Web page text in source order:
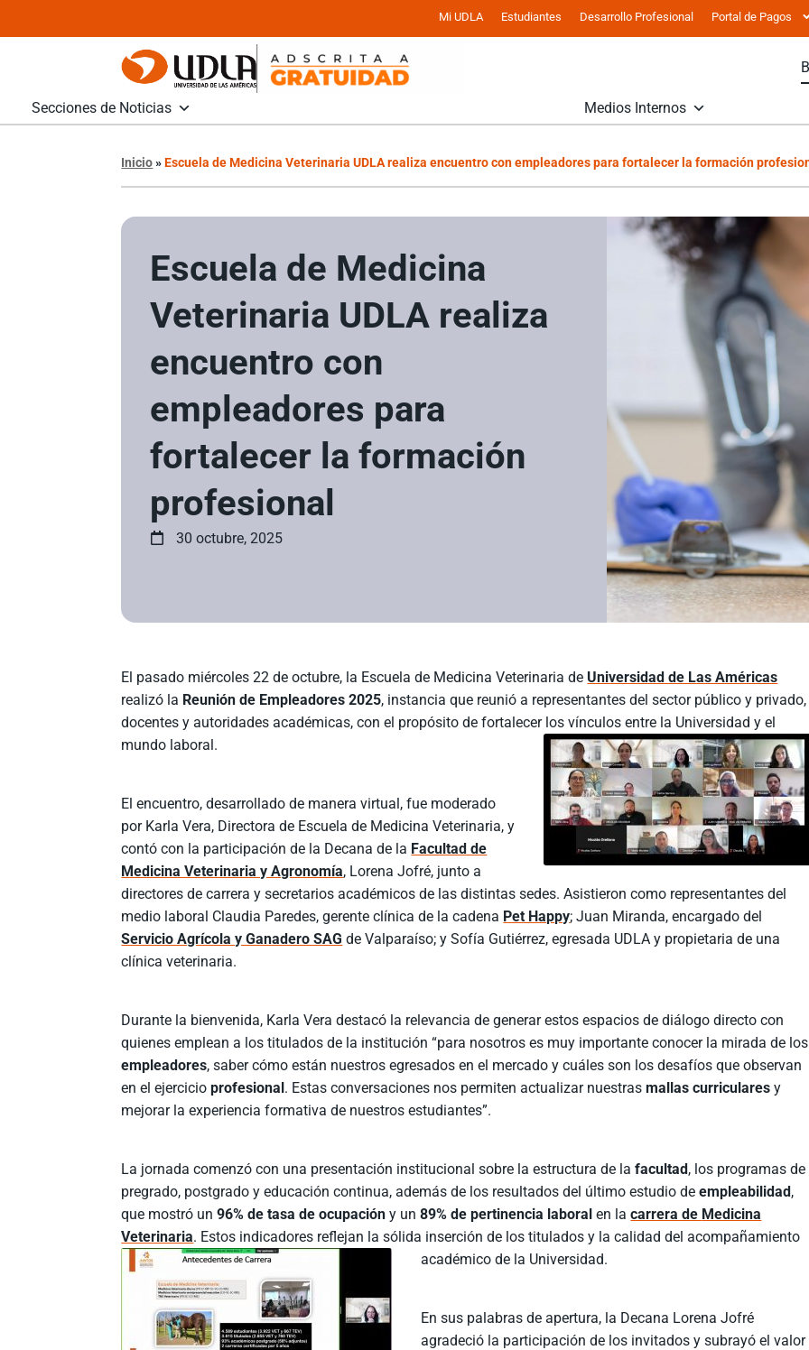
Mi UDLA Estudiantes Desarrollo Profesional Portal de Pagos
Secciones de Noticias Medios Internos
Inicio»Escuela de Medicina Veterinaria UDLA realiza encuentro con empleadores para fortalecer la formación
Escuela de Medicina
Veterinaria UDLA realiza
encuentro con
empleadores para
fortalecer la formación
profesional
30 octubre, 2025
El pasado miércoles 22 de octubre, la Escuela de Medicina Veterinaria de Universidad de Las Américas
realizó la Reunión de Empleadores 2025, instancia que reunió a representantes del sector público y privado,
docentes y autoridades académicas, con el propósito de fortalecer los vínculos entre la Universidad y el
mundo laboral.
El encuentro, desarrollado de manera virtual, fue moderado
por Karla Vera, Directora de Escuela de Medicina Veterinaria, y
contó con la participación de la Decana de la Facultad de
Medicina Veterinaria y Agronomía, Lorena Jofré, junto a
directores de carrera y secretarios académicos de las distintas sedes. Asistieron como representantes del
medio laboral Claudia Paredes, gerente clínica de la cadena Pet Happy; Juan Miranda, encargado del
Servicio Agrícola y Ganadero SAG de Valparaíso; y Sofía Gutiérrez, egresada UDLA y propietaria de una
clínica veterinaria.
Durante la bienvenida, Karla Vera destacó la relevancia de generar estos espacios de diálogo directo con
quienes emplean a los titulados de la institución “para nosotros es muy importante conocer la mirada de los
empleadores, saber cómo están nuestros egresados en el mercado y cuáles son los desafíos que observan
en el ejercicioprofesional. Estas conversaciones nos permiten actualizar nuestrasmallas curriculares y
mejorar la experiencia formativa de nuestros estudiantes”.
La jornada comenzó con una presentación institucional sobre la estructura de lafacultad, los programas de
pregrado, postgrado y educación continua, además de los resultados del último estudio deempleabilidad,
que mostró un96% de tasa de ocupación y un89% de pertinencia laboral en lacarrera de Medicina
Veterinaria. Estos indicadores reflejan la sólida inserción de los titulados y la calidad del acompañamiento
académico de la Universidad.
En sus palabras de apertura, la Decana Lorena Jofré
agradeció la participación de los invitados y subrayó el valor